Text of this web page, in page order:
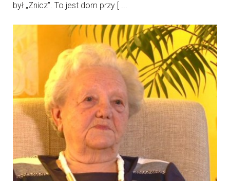
był „Znicz”. To jest dom przy [ ...